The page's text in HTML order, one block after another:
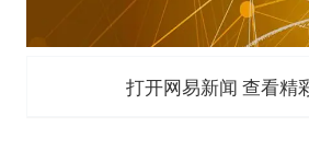
《欢迎来
白海豚将
酒店回应车
打开网易新闻 查看精